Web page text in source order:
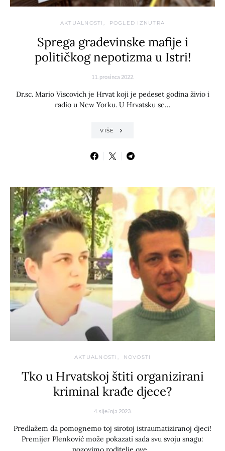
AKTUALNOSTI POGLED IZNUTRA
Sprega građevinske mafije i
političkog nepotizma u Istri!
11. prosinca 2022.
Dr.sc. Mario Viscovich je Hrvat koji je pedeset godina živio i
radio u New Yorku. U Hrvatsku se…
VIŠE
AKTUALNOSTI NOVOSTI
Tko u Hrvatskoj štiti organizirani
kriminal krađe djece?
4. siječnja 2023.
Predlažem da pomognemo toj sirotoj istraumatiziranoj djeci!
Premijer Plenković može pokazati sada svu svoju snagu: